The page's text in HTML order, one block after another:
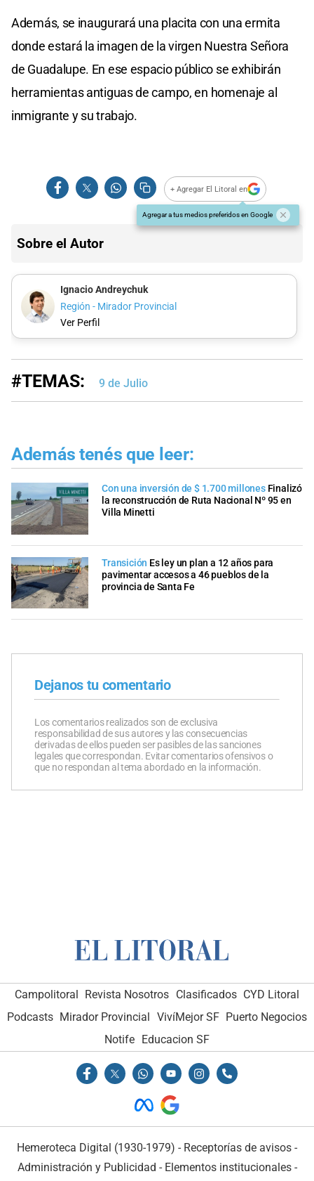
Además, se inaugurará una placita con una ermita
donde estará la imagen de la virgen Nuestra Señora
de Guadalupe. En ese espacio público se exhibirán
herramientas antiguas de campo, en homenaje al
inmigrante y su trabajo.
+ Agregar El Litoral en
Agregar a tus medios preferidos en Google
Sobre el Autor
Ignacio Andreychuk
Región - Mirador Provincial
Ver Perfil
#TEMAS: 9 de Julio
Además tenés que leer:
Con una inversión de $ 1.700 millones Finalizó
la reconstrucción de Ruta Nacional Nº 95 en
Villa Minetti
Transición Es ley un plan a 12 años para
pavimentar accesos a 46 pueblos de la
provincia de Santa Fe
Dejanos tu comentario
Los comentarios realizados son de exclusiva
responsabilidad de sus autores y las consecuencias
derivadas de ellos pueden ser pasibles de las sanciones
legales que correspondan. Evitar comentarios ofensivos o
que no respondan al tema abordado en la información.
Campolitoral Revista Nosotros Clasificados CYD Litoral
Podcasts Mirador Provincial VivíMejor SF Puerto Negocios
Notife Educacion SF
Hemeroteca Digital (1930-1979) - Receptorías de avisos -
Administración y Publicidad - Elementos institucionales-